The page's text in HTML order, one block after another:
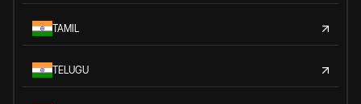
TAMIL
TELUGU